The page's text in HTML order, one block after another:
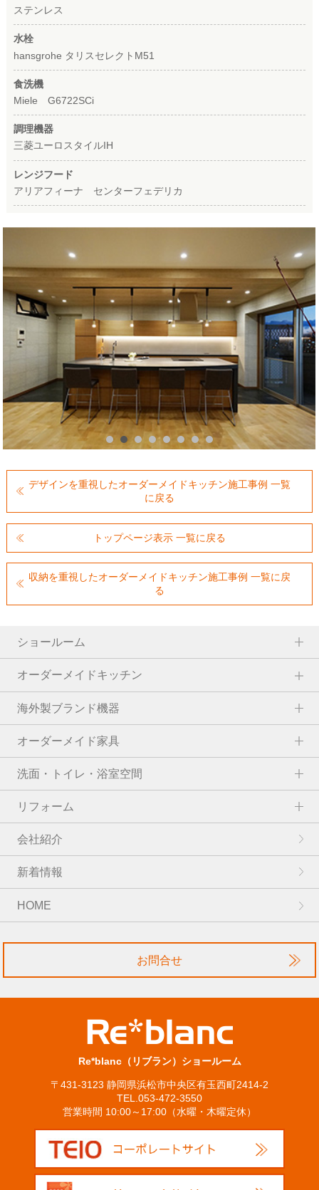
ステンレス
水栓
hansgrohe タリスセレクトM51
食洗機
Miele G6722SCi
調理機器
三菱ユーロスタイルIH
レンジフード
アリアフィーナ センターフェデリカ
デザインを重視したオーダーメイドキッチン施工事例 一覧
に戻る
トップページ表示 一覧に戻る
収納を重視したオーダーメイドキッチン施工事例 一覧に戻
る
ショールーム
オーダーメイドキッチン
海外製ブランド機器
オーダーメイド家具
洗面・トイレ・浴室空間
リフォーム
会社紹介
新着情報
HOME
お問合せ
Re*blanc（リブラン）ショールーム
〒431-3123 静岡県浜松市中央区有玉西町2414-2
TEL.053-472-3550
営業時間 10:00～17:00（水曜・木曜定休）